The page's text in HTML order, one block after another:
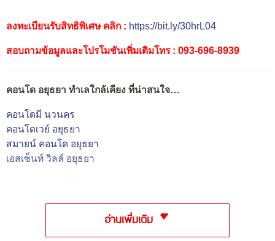
ลงทะเบียนรับสิทธิพิเศษ คลิก : https://bit.ly/30hrL04
สอบถามข้อมูลและโปรโมชันเพิ่มเติมโทร : 093-696-8939
คอนโด อยุธยา ทำเลใกล้เคียง ที่น่าสนใจ…
คอนโดมี นวนคร
คอนโดเวย์ อยุธยา
สมายน์ คอนโด อยุธยา
เอสเซ็นท์ วิลล์ อยุธยา
อ่านเพิ่มเติม